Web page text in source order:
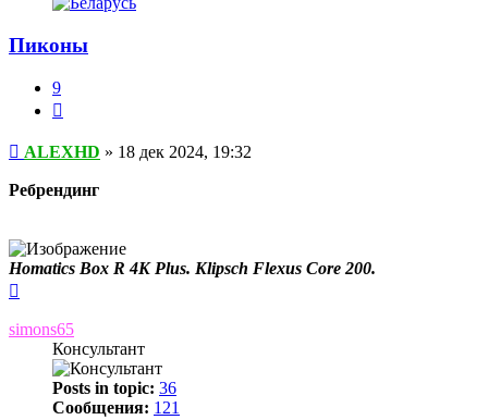
Пиконы
9
Сообщение
ALEXHD » 18 дек 2024, 19:32
Ребрендинг
Homatics Box R 4K Plus. Klipsch Flexus Core 200.
началу
simons65
Консультант
Posts in topic: 36
Сообщения: 121